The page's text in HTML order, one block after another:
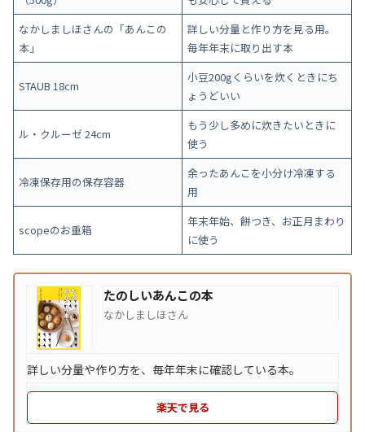
なかしましほさんの「あんこの
本」
詳しい分量と作り方を見る用。
毎年年末に取り出す本
STAUB 18cm
小豆200gくらいを炊くときにち
ょうどいい
ル・クルーゼ 24cm
もう少し多めに炊きたいときに
使う
冷凍保存用の保存容器
余ったあんこを小分け冷凍する
用
scopeのお重箱
年末年始、餅つき、お正月まわり
に使う
たのしいあんこの本
なかしましほさん
詳しい分量や作り方を、毎年年末に確認している本。
楽天で見る